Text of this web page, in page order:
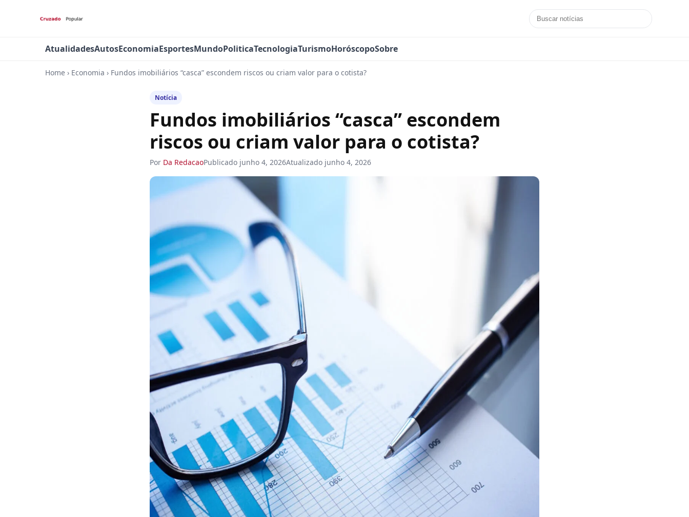
AtualidadesAutosEconomiaEsportesMundoPoliticaTecnologiaTurismoHoróscopoSobre
Home › Economia › Fundos imobiliários “casca” escondem riscos ou criam valor para o cotista?
Notícia
Fundos imobiliários “casca” escondem
riscos ou criam valor para o cotista?
Por Da RedacaoPublicado junho 4, 2026Atualizado junho 4, 2026